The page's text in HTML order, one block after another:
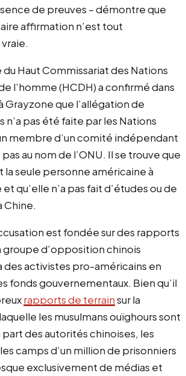
de preuves – démontre que
affirmation n’est tout
Haut Commissariat des Nations
l’homme (HCDH) a confirmé dans
Grayzone que l’allégation de
n’a pas été faite par les Nations
membre d’un comité indépendant
au nom de l’ONU. Il se trouve que
seule personne américaine à
qu’elle n’a pas fait d’études ou de
Chine.
est fondée sur des rapports
groupe d’opposition chinois
activistes pro-américains en
fonds gouvernementaux. Bien qu’il
rapports de terrainsur la
les musulmans ouïghours sont
des autorités chinoises, les
camps d’un million de prisonniers
exclusivement de médias et